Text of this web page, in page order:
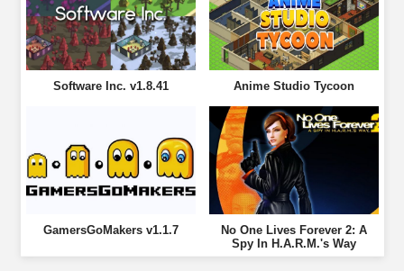
Software Inc. v1.8.41 Anime Studio Tycoon
GamersGoMakers v1.1.7
No One Lives Forever 2: A
Spy In H.A.R.M.'s Way